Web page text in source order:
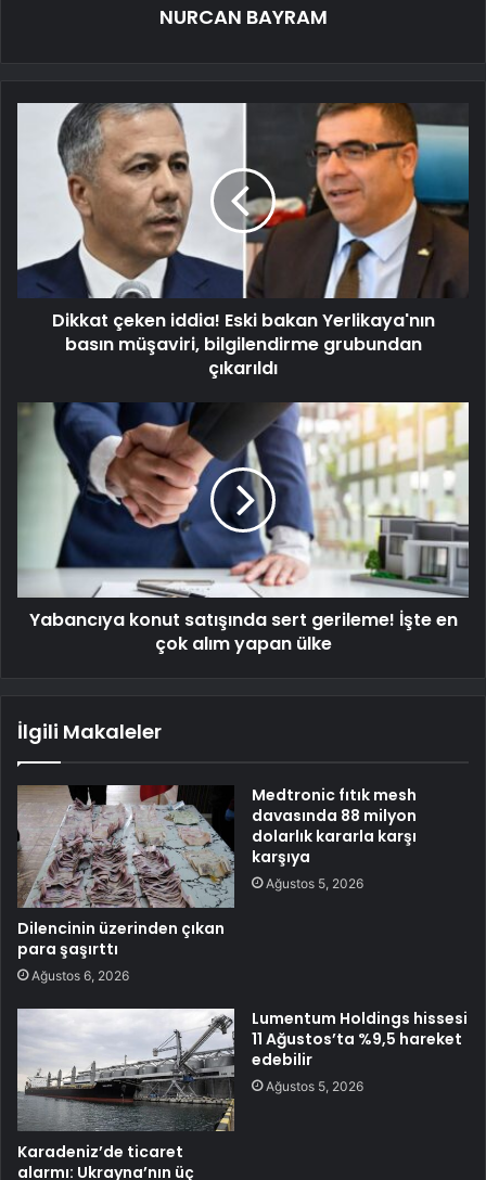
NURCAN BAYRAM
Dikkat çeken iddia! Eski bakan Yerlikaya'nın
basın müşaviri, bilgilendirme grubundan
çıkarıldı
Yabancıya konut satışında sert gerileme! İşte en
çok alım yapan ülke
İlgili Makaleler
Dilencinin üzerinden çıkan
para şaşırttı
Ağustos 6, 2026
Medtronic fıtık mesh
davasında 88 milyon
dolarlık kararla karşı
karşıya
Ağustos 5, 2026
Karadeniz’de ticaret
alarmı: Ukrayna’nın üç
Lumentum Holdings hissesi
11 Ağustos’ta %9,5 hareket
edebilir
Ağustos 5, 2026